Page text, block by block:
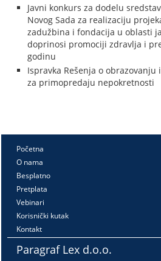
Javni konkurs za dodelu
Novog Sada za realizaciju
zadužbina i fondacija u oblasti
doprinosi promociji zdravlja i
godinu
Ispravka Rešenja o
za primopredaju nepokretnosti
Početna
O nama
Besplatno
Pretplata
Vebinari
Korisnički kutak
Kontakt
Paragraf Lex d.o.o.